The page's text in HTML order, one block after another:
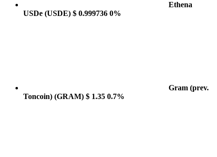
Ethena
USDe (USDE) $ 0.999736 0%
Gram (prev.
Toncoin) (GRAM) $ 1.35 0.7%